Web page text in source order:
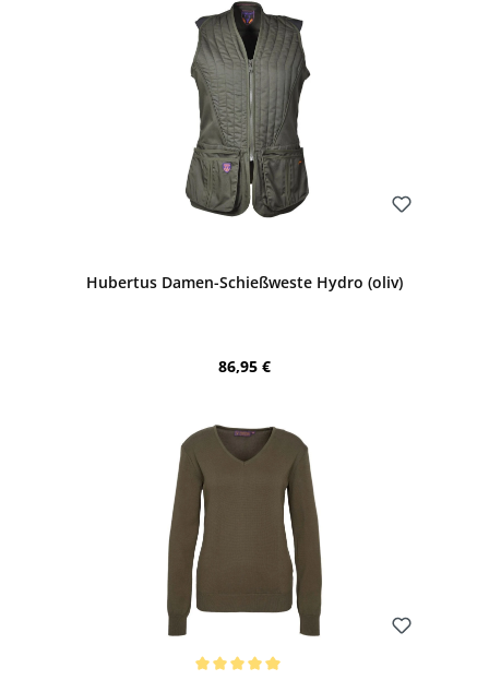
Hubertus Damen-Schießweste Hydro (oliv)
Regulärer Preis:
86,95 €